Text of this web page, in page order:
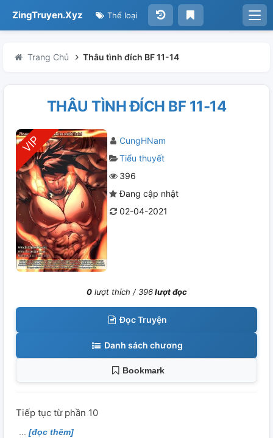
ZingTruyen.Xyz Thể loại
Trang Chủ Thâu tình đích BF 11-14
THÂU TÌNH ĐÍCH BF 11-14
CungHNam
Tiểu thuyết
396
Đang cập nhật
02-04-2021
0lượt thích /396lượt đọc
Đọc Truyện
Danh sách chương
Bookmark
Tiếp tục từ phần 10
[đọc thêm]